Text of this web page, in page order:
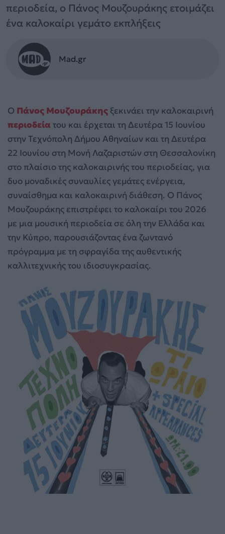
περιοδεία, ο Πάνος Μουζουράκης ετοιμάζει
ένα καλοκαίρι γεμάτο εκπλήξεις
Mad.gr
Ο Πάνος Μουζουράκης ξεκινάει την καλοκαιρινή
περιοδείατου και έρχεται τη Δευτέρα 15 Ιουνίου
στην Τεχνόπολη Δήμου Αθηναίων και τη Δευτέρα
22 Ιουνίου στη Μονή Λαζαριστών στη Θεσσαλονίκη
στο πλαίσιο της καλοκαιρινής του περιοδείας, για
δυο μοναδικές συναυλίες γεμάτες ενέργεια,
συναίσθημα και καλοκαιρινή διάθεση. Ο Πάνος
Μουζουράκης επιστρέφει το καλοκαίρι του 2026
με μια μουσική περιοδεία σε όλη την Ελλάδα και
την Κύπρο, παρουσιάζοντας ένα ζωντανό
πρόγραμμα με τη σφραγίδα της αυθεντικής
καλλιτεχνικής του ιδιοσυγκρασίας.